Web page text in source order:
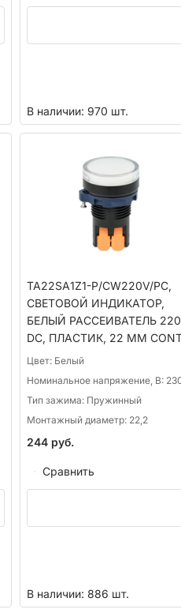
В наличии: 970 шт.
TA22SA1Z1-P/CW220V/PC,
СВЕТОВОЙ ИНДИКАТОР,
БЕЛЫЙ РАССЕИВАТЕЛЬ
DC, ПЛАСТИК, 22 ММ
Цвет: Белый
Номинальное напряжение, В:
Тип зажима: Пружинный
Монтажный диаметр: 22,2
244руб.
Сравнить
В наличии: 886 шт.